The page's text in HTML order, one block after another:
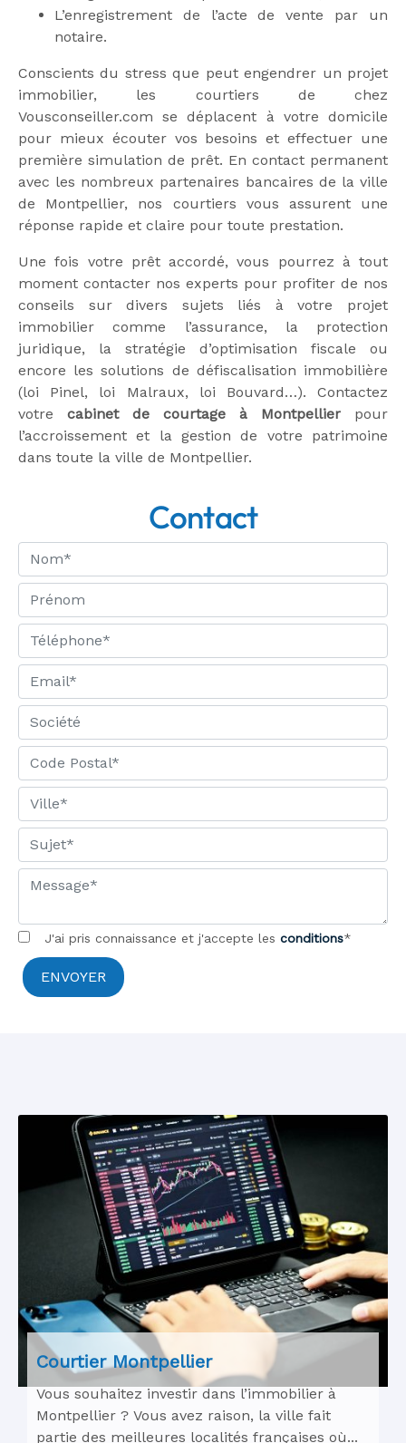
L’enregistrement de l’acte de vente par un
notaire.
Conscients du stress que peut engendrer un projet
immobilier, les courtiers de chez
Vousconseiller.com se déplacent à votre domicile
pour mieux écouter vos besoins et effectuer une
première simulation de prêt. En contact permanent
avec les nombreux partenaires bancaires de la ville
de Montpellier, nos courtiers vous assurent une
réponse rapide et claire pour toute prestation.
Une fois votre prêt accordé, vous pourrez à tout
moment contacter nos experts pour profiter de nos
conseils sur divers sujets liés à votre projet
immobilier comme l’assurance, la protection
juridique, la stratégie d’optimisation fiscale ou
encore les solutions de défiscalisation immobilière
(loi Pinel, loi Malraux, loi Bouvard…). Contactez
votre cabinet de courtage à Montpellier pour
l’accroissement et la gestion de votre patrimoine
dans toute la ville de Montpellier.
Contact
J'ai pris connaissance et j'accepte les conditions*
ENVOYER
Courtier Montpellier
Vous souhaitez investir dans l’immobilier à
Montpellier ? Vous avez raison, la ville fait
partie des meilleures localités françaises où...